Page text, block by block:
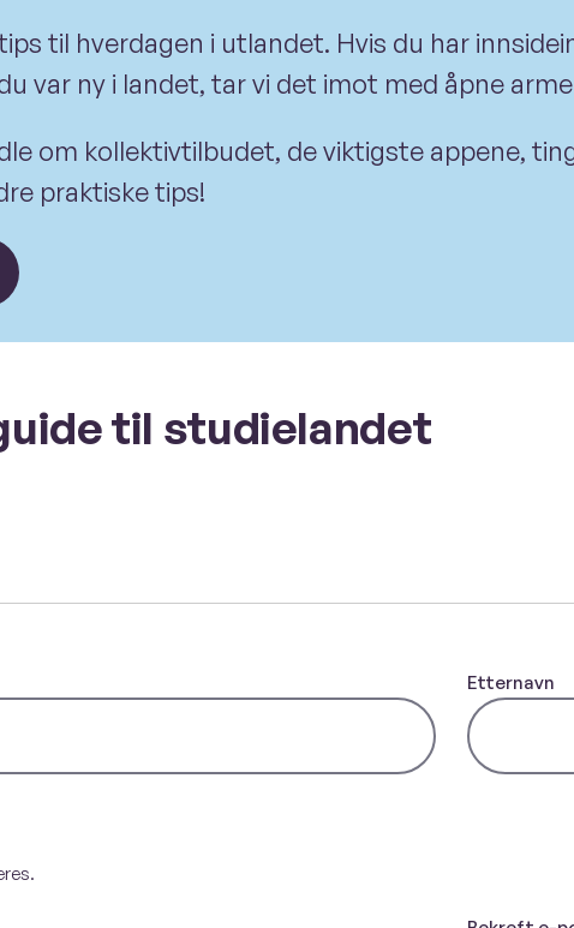
til hverdagen i utlandet. Hvis du har
var ny i landet, tar vi det imot med åpne
om kollektivtilbudet, de viktigste appene,
praktiske tips!
til studielandet
Etternavn